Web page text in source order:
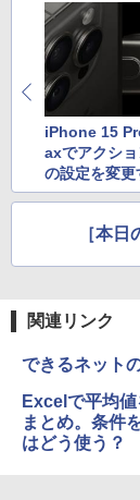
iPhone 15
axでアクシ
の設定を変更
［本
関連リンク
できるネット
Excelで平均
まとめ。条件
はどう使う？